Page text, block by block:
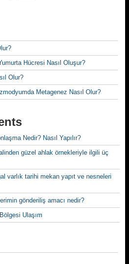
Hücresi Nasıl Oluşur?
Olur?
Metagenez Nasıl Olur?
Nedir? Nasıl Yapılır?
güzel ahlak örnekleriyle ilgili üç
varlık tarihi mekan yapıt ve nesneleri
gönderiliş amacı nedir?
Ulaşım